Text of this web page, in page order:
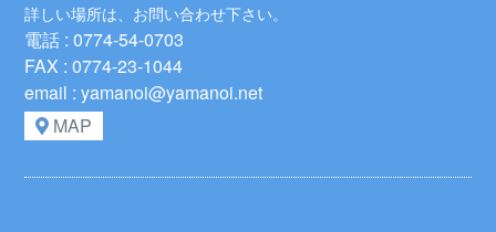
詳しい場所は、お問い合わせ下さい。
電話 : 0774-54-0703
FAX : 0774-23-1044
email : yamanoi@yamanoi.net
MAP